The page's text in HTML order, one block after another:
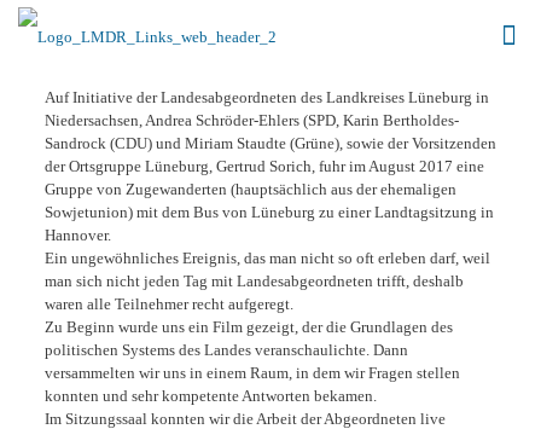
Auf Initiative der Landesabgeordneten des Landkreises Lüneburg in
Niedersachsen, Andrea Schröder-Ehlers (SPD, Karin Bertholdes-
Sandrock (CDU) und Miriam Staudte (Grüne), sowie der Vorsitzenden
der Ortsgruppe Lüneburg, Gertrud Sorich, fuhr im August 2017 eine
Gruppe von Zugewanderten (hauptsächlich aus der ehemaligen
Sowjetunion) mit dem Bus von Lüneburg zu einer Landtagsitzung in
Hannover.
Ein ungewöhnliches Ereignis, das man nicht so oft erleben darf, weil
man sich nicht jeden Tag mit Landesabgeordneten trifft, deshalb
waren alle Teilnehmer recht aufgeregt.
Zu Beginn wurde uns ein Film gezeigt, der die Grundlagen des
politischen Systems des Landes veranschaulichte. Dann
versammelten wir uns in einem Raum, in dem wir Fragen stellen
konnten und sehr kompetente Antworten bekamen.
Im Sitzungssaal konnten wir die Arbeit der Abgeordneten live